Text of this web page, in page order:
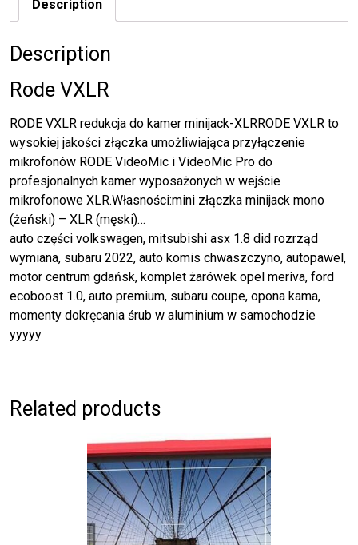
Description
Description
Rode VXLR
RODE VXLR redukcja do kamer minijack-XLRRODE VXLR to
wysokiej jakości złączka umożliwiająca przyłączenie
mikrofonów RODE VideoMic i VideoMic Pro do
profesjonalnych kamer wyposażonych w wejście
mikrofonowe XLR.Własności:mini złączka minijack mono
(żeński) – XLR (męski)…
auto części volkswagen, mitsubishi asx 1.8 did rozrząd
wymiana, subaru 2022, auto komis chwaszczyno, autopawel,
motor centrum gdańsk, komplet żarówek opel meriva, ford
ecoboost 1.0, auto premium, subaru coupe, opona kama,
momenty dokręcania śrub w aluminium w samochodzie
yyyyy
Related products